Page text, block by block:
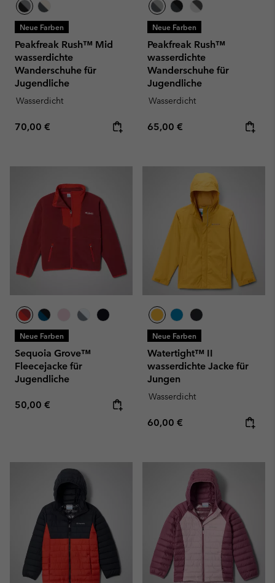
Neue Farben
Peakfreak Rush™ Mid
wasserdichte
Wanderschuhe für
Jugendliche
Wasserdicht
Regular price:
70,00 €
Neue Farben
Peakfreak Rush™
wasserdichte
Wanderschuhe für
Jugendliche
Wasserdicht
Regular price:
65,00 €
Neue Farben
Sequoia Grove™
Fleecejacke für
Jugendliche
Regular price:
50,00 €
Neue Farben
Watertight™ II
wasserdichte Jacke für
Jungen
Wasserdicht
Regular price:
60,00 €